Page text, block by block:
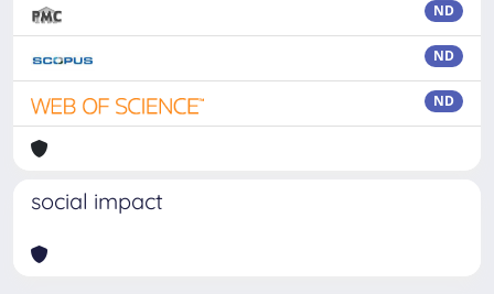
ND
ND
ND
social impact